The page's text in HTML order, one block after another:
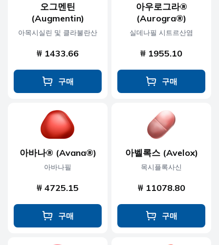
오그멘틴
(Augmentin)
아목시실린 및 클라불란산
₩ 1433.66
구매
아우로그라®
(Aurogra®)
실데나필 시트르산염
₩ 1955.10
구매
아바나® (Avana®)
아바나필
₩ 4725.15
구매
아벨록스 (Avelox)
목시플록사신
₩ 11078.80
구매